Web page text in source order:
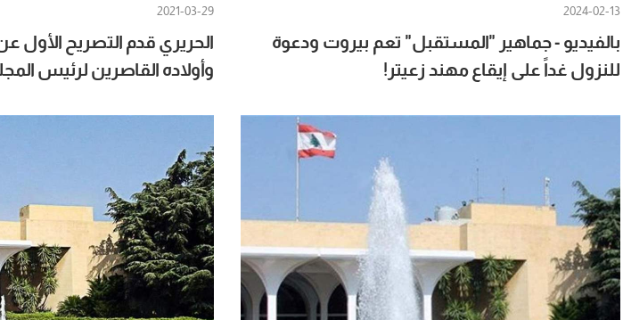
2024-02-13
بالفيديو - جماهير "المستقبل" تعم بيروت ودعوة
للنزول غداً على إيقاع مهند زعيتر!
2021-03-29
الحريري قدم التصريح الأول
وأولاده القاصرين لرئيس